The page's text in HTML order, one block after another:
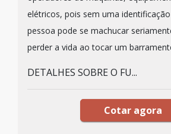
elétricos, pois sem uma
pessoa pode se machucar
perder a vida ao tocar um
DETALHES SOBRE O FU...
Cotar agora